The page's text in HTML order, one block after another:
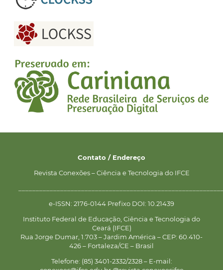
Contato / Endereço
Revista Conexões – Ciência e Tecnologia do IFCE
e-ISSN: 2176-0144 Prefixo DOI: 10.21439
Instituto Federal de Educação, Ciência e Tecnologia do
Ceará (IFCE)
Rua Jorge Dumar, 1.703 – Jardim América – CEP: 60.410-
426 – Fortaleza/CE – Brasil
Telefone: (85) 3401-2332/2328 – E-mail: